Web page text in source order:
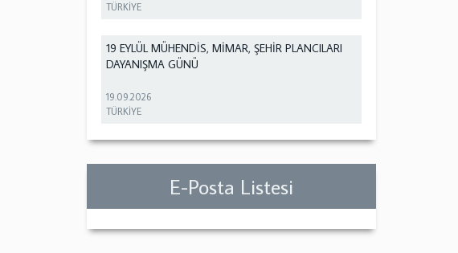
TÜRKİYE
19 EYLÜL MÜHENDİS, MİMAR, ŞEHİR PLANCILARI
DAYANIŞMA GÜNÜ
19.09.2026
TÜRKİYE
E-Posta Listesi